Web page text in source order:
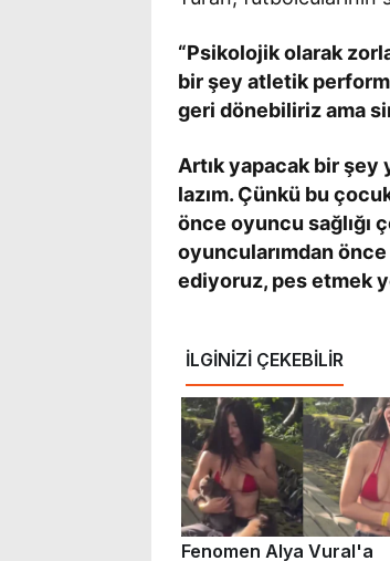
“Psikolojik olarak
bir şey atletik
geri dönebiliriz ama
Artık yapacak bir şey
lazım. Çünkü bu
önce oyuncu sağlığı
oyuncularımdan önce
ediyoruz, pes etmek